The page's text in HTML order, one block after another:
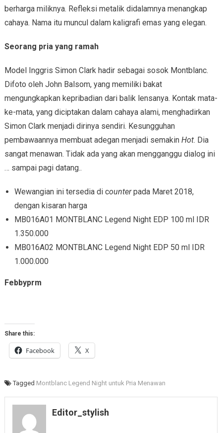
berharga miliknya. Refleksi metalik didalamnya menangkap
cahaya. Nama itu muncul dalam kaligrafi emas yang elegan.
Seorang pria yang ramah
Model Inggris Simon Clark hadir sebagai sosok Montblanc.
Difoto oleh John Balsom, yang memiliki bakat
mengungkapkan kepribadian dari balik lensanya. Kontak mata-
ke-mata, yang diciptakan dalam cahaya alami, menghadirkan
Simon Clark menjadi dirinya sendiri. Kesungguhan
pembawaannya membuat adegan menjadi semakin Hot. Dia
sangat menawan. Tidak ada yang akan mengganggu dialog ini
… sampai pagi datang..
Wewangian ini tersedia di counterpada Maret 2018,
dengan kisaran harga
MB016A01 MONTBLANC Legend Night EDP 100 ml IDR
1.350.000
MB016A02 MONTBLANC Legend Night EDP 50 ml IDR
1.000.000
Febbyprm
Share this:
Facebook X
Tagged Montblanc Legend Night untuk Pria Menawan
Editor_stylish